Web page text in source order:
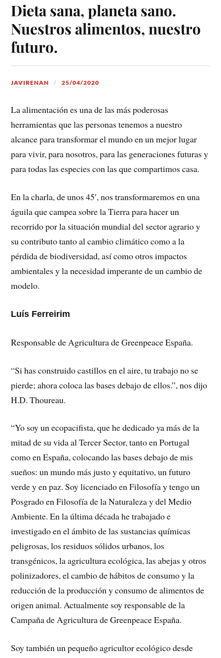
Dieta sana, planeta sano.
Nuestros alimentos, nuestro
futuro.
JAVIRENAN 25/04/2020
La alimentación es una de las más poderosas
herramientas que las personas tenemos a nuestro
alcance para transformar el mundo en un mejor lugar
para vivir, para nosotros, para las generaciones futuras y
para todas las especies con las que compartimos casa.
En la charla, de unos 45′, nos transformaremos en una
águila que campea sobre la Tierra para hacer un
recorrido por la situación mundial del sector agrario y
su contributo tanto al cambio climático como a la
pérdida de biodiversidad, así como otros impactos
ambientales y la necesidad imperante de un cambio de
modelo.
Luís Ferreirim
Responsable de Agricultura de Greenpeace España.
“Si has construido castillos en el aire, tu trabajo no se
pierde; ahora coloca las bases debajo de ellos.”, nos dijo
H.D. Thoureau.
“Yo soy un ecopacifista, que he dedicado ya más de la
mitad de su vida al Tercer Sector, tanto en Portugal
como en España, colocando las bases debajo de mis
sueños: un mundo más justo y equitativo, un futuro
verde y en paz. Soy licenciado en Filosofía y tengo un
Posgrado en Filosofía de la Naturaleza y del Medio
Ambiente. En la última década he trabajado e
investigado en el ámbito de las sustancias químicas
peligrosas, los residuos sólidos urbanos, los
transgénicos, la agricultura ecológica, las abejas y otros
polinizadores, el cambio de hábitos de consumo y la
reducción de la producción y consumo de alimentos de
origen animal. Actualmente soy responsable de la
Campaña de Agricultura de Greenpeace España.
Soy también un pequeño agricultor ecológico desde